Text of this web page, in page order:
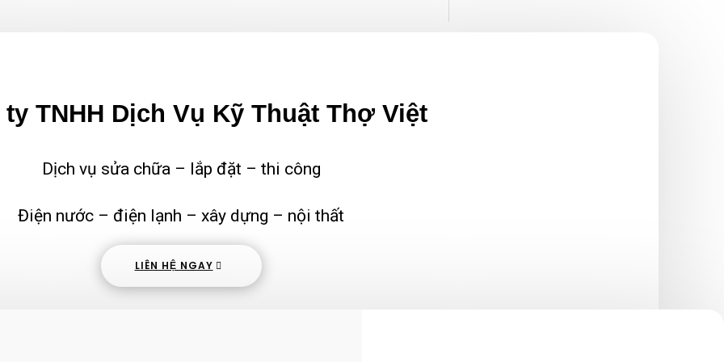
TNHH Dịch Vụ Kỹ Thuật Thợ Việt
Dịch vụ sửa chữa – lắp đặt – thi công
Điện nước – điện lạnh – xây dựng – nội thất
LIÊN HỆ NGAY